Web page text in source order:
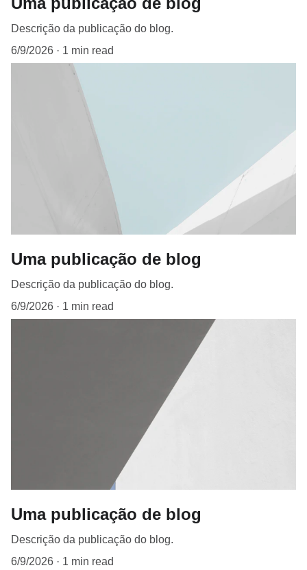
Descrição da publicação do blog.
6/9/2026
1 min read
Uma publicação de blog
Descrição da publicação do blog.
6/9/2026
1 min read
Uma publicação de blog
Descrição da publicação do blog.
6/9/2026
1 min read